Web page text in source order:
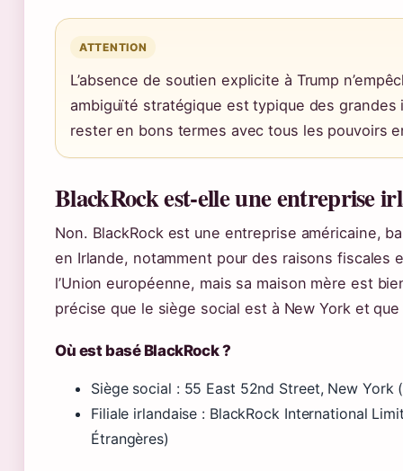
ATTENTION
L’absence de soutien explicite à Trump
ambiguïté stratégique est typique des
rester en bons termes avec tous les pouvoirs
BlackRock est-elle une entreprise
Non. BlackRock est une entreprise américaine,
en Irlande, notamment pour des raisons fiscales
l’Union européenne, mais sa maison mère est
précise que le siège social est à New York et
Où est basé BlackRock ?
Siège social : 55 East 52nd Street, New York
Filiale irlandaise : BlackRock International
Étrangères)